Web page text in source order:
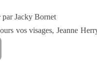
par Jacky Bornet
vos visages, Jeanne